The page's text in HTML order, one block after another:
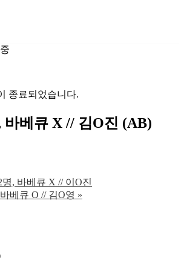
종료되었습니다.
바베큐 X // 김O진 (AB)
명, 바베큐 X // 이O진
베큐 O // 김O영 »